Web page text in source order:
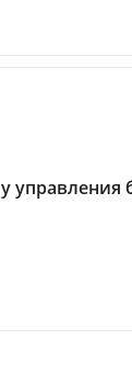
управления